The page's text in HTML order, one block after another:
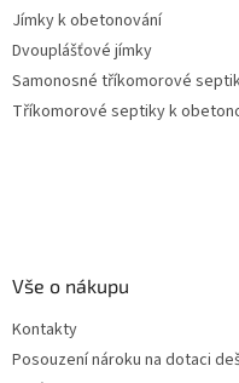
Jímky k obetonování
Dvouplášťové jímky
Samonosné tříkomorové
Tříkomorové septiky k
Vše o nákupu
Kontakty
Posouzení nároku na dotaci